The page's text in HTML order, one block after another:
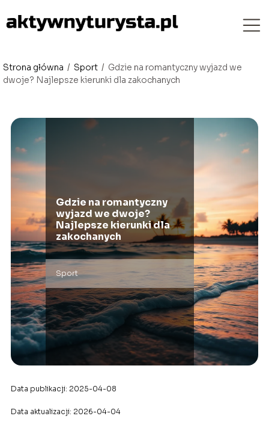
Strona główna / Sport / Gdzie na romantyczny wyjazd we
dwoje? Najlepsze kierunki dla zakochanych
Gdzie na romantyczny
wyjazd we dwoje?
Najlepsze kierunki dla
zakochanych
Sport
Data publikacji: 2025-04-08
Data aktualizacji: 2026-04-04